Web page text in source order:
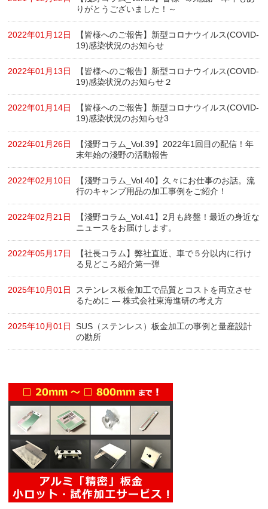
りがとうございました！～
2022年01月12日
【皆様へのご報告】新型コロナウイルス(COVID-
19)感染状況のお知らせ
2022年01月13日
【皆様へのご報告】新型コロナウイルス(COVID-
19)感染状況のお知らせ２
2022年01月14日
【皆様へのご報告】新型コロナウイルス(COVID-
19)感染状況のお知らせ3
2022年01月26日
【淺野コラム_Vol.39】2022年1回目の配信！年
末年始の淺野の活動報告
2022年02月10日
【淺野コラム_Vol.40】久々にお仕事のお話。流
行のキャンプ用品の加工事例をご紹介！
2022年02月21日
【淺野コラム_Vol.41】2月も終盤！最近の身近な
ニュースをお届けします。
2022年05月17日
【社長コラム】弊社直近、車で５分以内に行け
る見どころ紹介第一弾
2025年10月01日
ステンレス板金加工で品質とコストを両立させ
るために ― 株式会社東海進研の考え方
2025年10月01日
SUS（ステンレス）板金加工の事例と量産設計
の勘所